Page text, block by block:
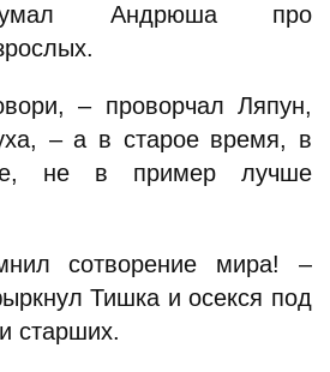
Андрюша про
– проворчал Ляпун,
– а в старое время, в
не в пример лучше
сотворение мира! –
Тишка и осекся под
старших.